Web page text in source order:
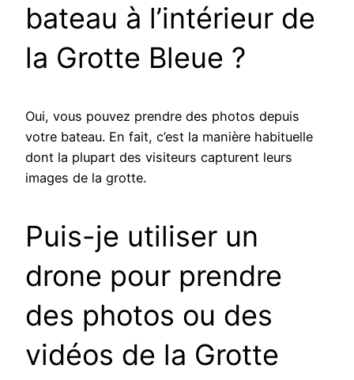
bateau à l’intérieur de
la Grotte Bleue ?
Oui, vous pouvez prendre des photos depuis
votre bateau. En fait, c’est la manière habituelle
dont la plupart des visiteurs capturent leurs
images de la grotte.
Puis-je utiliser un
drone pour prendre
des photos ou des
vidéos de la Grotte